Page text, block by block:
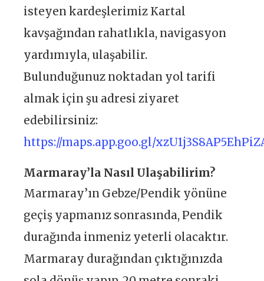
isteyen kardeşlerimiz Kartal
kavşağından rahatlıkla, navigasyon
yardımıyla, ulaşabilir.
Bulunduğunuz noktadan yol tarifi
almak için şu adresi ziyaret
edebilirsiniz:
https://maps.app.goo.gl/
Marmaray’la Nasıl Ulaşabilirim?
Marmaray’ın Gebze/Pendik yönüne
geçiş yapmanız sonrasında, Pendik
durağında inmeniz yeterli olacaktır.
Marmaray durağından çıktığınızda